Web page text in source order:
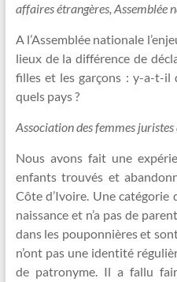
affaires étrangères, Assemblée
A l’Assemblée nationale
lieux de la différence de
filles et les garçons : y-a-t-il
quels pays ?
Association des femmes juristes
Nous avons fait une
enfants trouvés et
Côte d’Ivoire. Une catégorie
naissance et n’a pas de
dans les pouponnières et
n’ont pas une identité
de patronyme. Il a fallu